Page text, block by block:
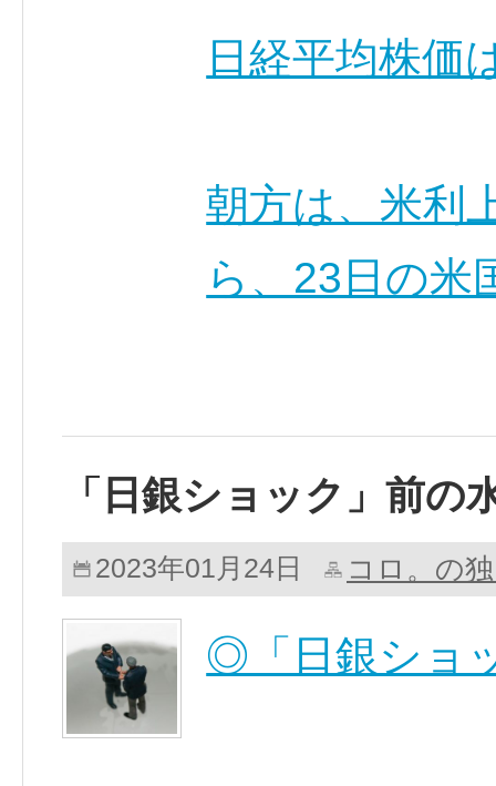
日経平均株価
朝方は、米利
ら、23日の
「日銀ショック」前の
2023年01月24日 コロ。の
◎「日銀ショ